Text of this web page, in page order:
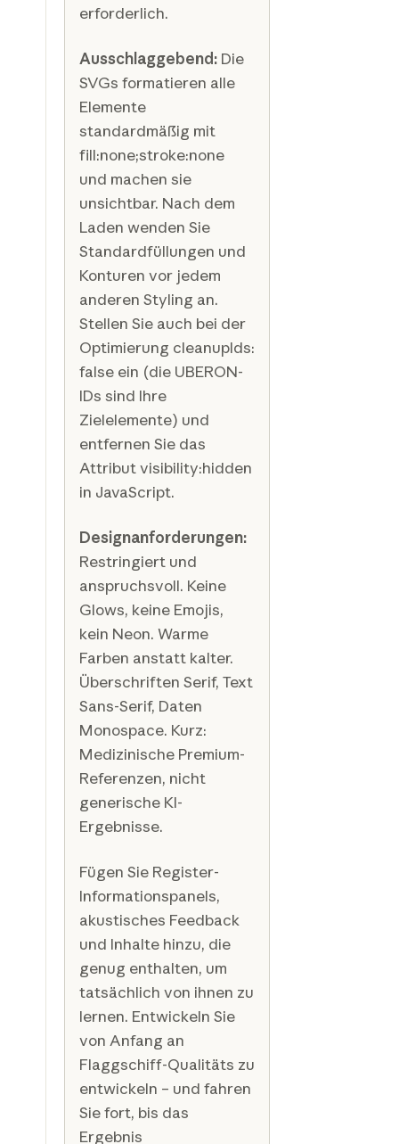
erforderlich.
Ausschlaggebend:Die
SVGs formatieren alle
Elemente
standardmäßig mit
fill:none;stroke:none
und machen sie
unsichtbar. Nach dem
Laden wenden Sie
Standardfüllungen und
Konturen vor jedem
anderen Styling an.
Stellen Sie auch bei der
Optimierung cleanupIds:
false ein (die UBERON-
IDs sind Ihre
Zielelemente) und
entfernen Sie das
Attribut visibility:hidden
in JavaScript.
Designanforderungen:
Restringiert und
anspruchsvoll. Keine
Glows, keine Emojis,
kein Neon. Warme
Farben anstatt kalter.
Überschriften Serif, Text
Sans-Serif, Daten
Monospace. Kurz:
Medizinische Premium-
Referenzen, nicht
generische KI-
Ergebnisse.
Fügen Sie Register-
Informationspanels,
akustisches Feedback
und Inhalte hinzu, die
genug enthalten, um
tatsächlich von ihnen zu
lernen. Entwickeln Sie
von Anfang an
Flaggschiff-Qualitäts zu
entwickeln – und fahren
Sie fort, bis das
Ergebnis